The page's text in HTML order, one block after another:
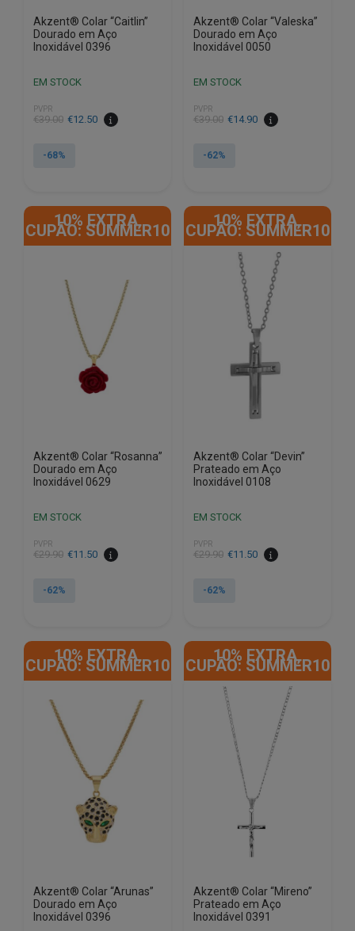
Akzent® Colar “Caitlin”
Dourado em Aço
Inoxidável 0396
EM STOCK
PVPR
€39.00
O
original
€12.50
O
atual
-68%
Akzent® Colar “Valeska”
Dourado em Aço
Inoxidável 0050
EM STOCK
PVPR
€39.00
O
original
€14.90
O
atual
-62%
10% EXTRA,
CUPÃO: SUMMER10
Akzent® Colar “Rosanna”
Dourado em Aço
Inoxidável 0629
EM STOCK
PVPR
€29.90
O
original
€11.50
O
atual
-62%
10% EXTRA,
CUPÃO: SUMMER10
Akzent® Colar “Devin”
Prateado em Aço
Inoxidável 0108
EM STOCK
PVPR
€29.90
O
original
€11.50
O
atual
-62%
10% EXTRA,
CUPÃO: SUMMER10
Akzent® Colar “Arunas”
Dourado em Aço
Inoxidável 0396
10% EXTRA,
CUPÃO: SUMMER10
Akzent® Colar “Mireno”
Prateado em Aço
Inoxidável 0391